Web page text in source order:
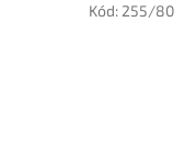
Kód: 255/80